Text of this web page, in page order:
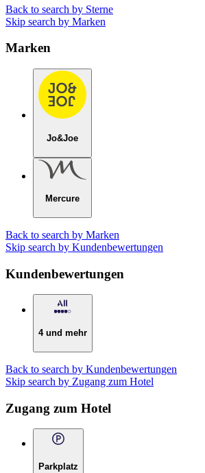
Back to search by Sterne
Skip search by Marken
Marken
Jo&Joe
Mercure
Back to search by Marken
Skip search by Kundenbewertungen
Kundenbewertungen
4 und mehr
Back to search by Kundenbewertungen
Skip search by Zugang zum Hotel
Zugang zum Hotel
Parkplatz